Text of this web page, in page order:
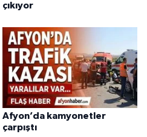
çıkıyor
Afyon’da kamyonetler
çarpıştı